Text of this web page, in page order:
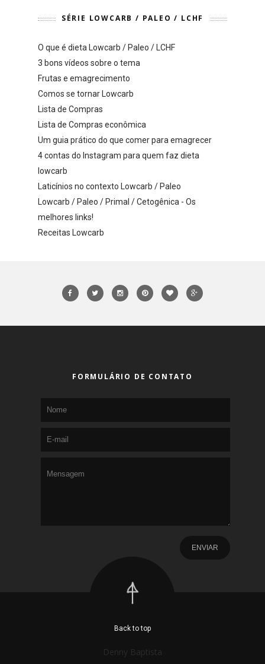
SÉRIE LOWCARB / PALEO / LCHF
O que é dieta Lowcarb / Paleo / LCHF
3 bons vídeos sobre o tema
Frutas e emagrecimento
Comos se tornar Lowcarb
Lista de Compras
Lista de Compras econômica
Um guia prático do que comer para emagrecer
4 contas do Instagram para quem faz dieta
lowcarb
Laticínios no contexto Lowcarb / Paleo
Lowcarb / Paleo / Primal / Cetogênica - Os
melhores links!
Receitas Lowcarb
FORMULÁRIO DE CONTATO
Back to top
Denny Baptista